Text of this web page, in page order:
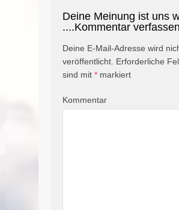
Deine Meinung ist uns
....Kommentar verfassen
Deine E-Mail-Adresse wird
veröffentlicht. Erforderliche
sind mit * markiert
Kommentar